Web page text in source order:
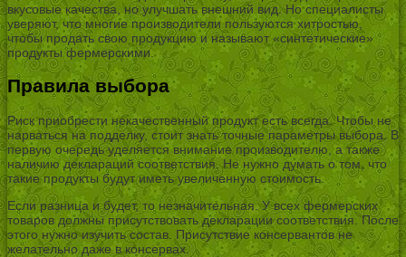
вкусовые качества, но улучшать внешний вид. Но специалисты
уверяют, что многие производители пользуются хитростью,
чтобы продать свою продукцию и называют «синтетические»
продукты фермерскими.
Правила выбора
Риск приобрести некачественный продукт есть всегда. Чтобы не
нарваться на подделку, стоит знать точные параметры выбора. В
первую очередь уделяется внимание производителю, а также
наличию деклараций соответствия. Не нужно думать о том, что
такие продукты будут иметь увеличенную стоимость.
Если разница и будет, то незначительная. У всех фермерских
товаров должны присутствовать декларации соответствия. После
этого нужно изучить состав. Присутствие консервантов не
желательно даже в консервах.